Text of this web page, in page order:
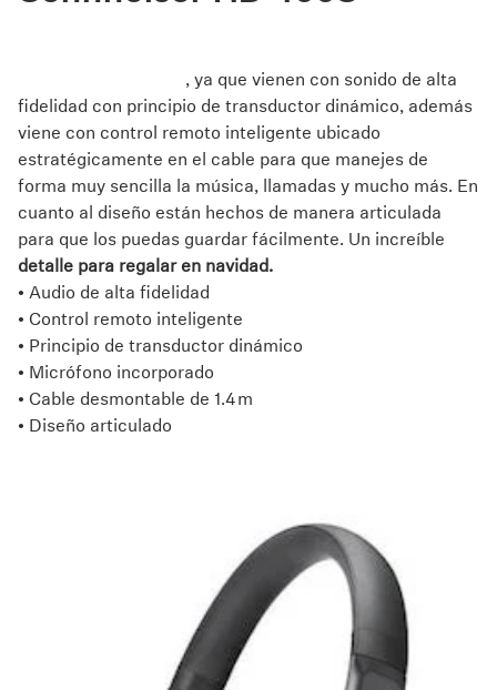
, ya que vienen con sonido de alta
fidelidad con principio de transductor dinámico, además
viene con control remoto inteligente ubicado
estratégicamente en el cable para que manejes de
forma muy sencilla la música, llamadas y mucho más. En
cuanto al diseño están hechos de manera articulada
para que los puedas guardar fácilmente. Un increíble
detalle para regalar en navidad.
• Audio de alta fidelidad
• Control remoto inteligente
• Principio de transductor dinámico
• Micrófono incorporado
• Cable desmontable de 1.4 m
• Diseño articulado